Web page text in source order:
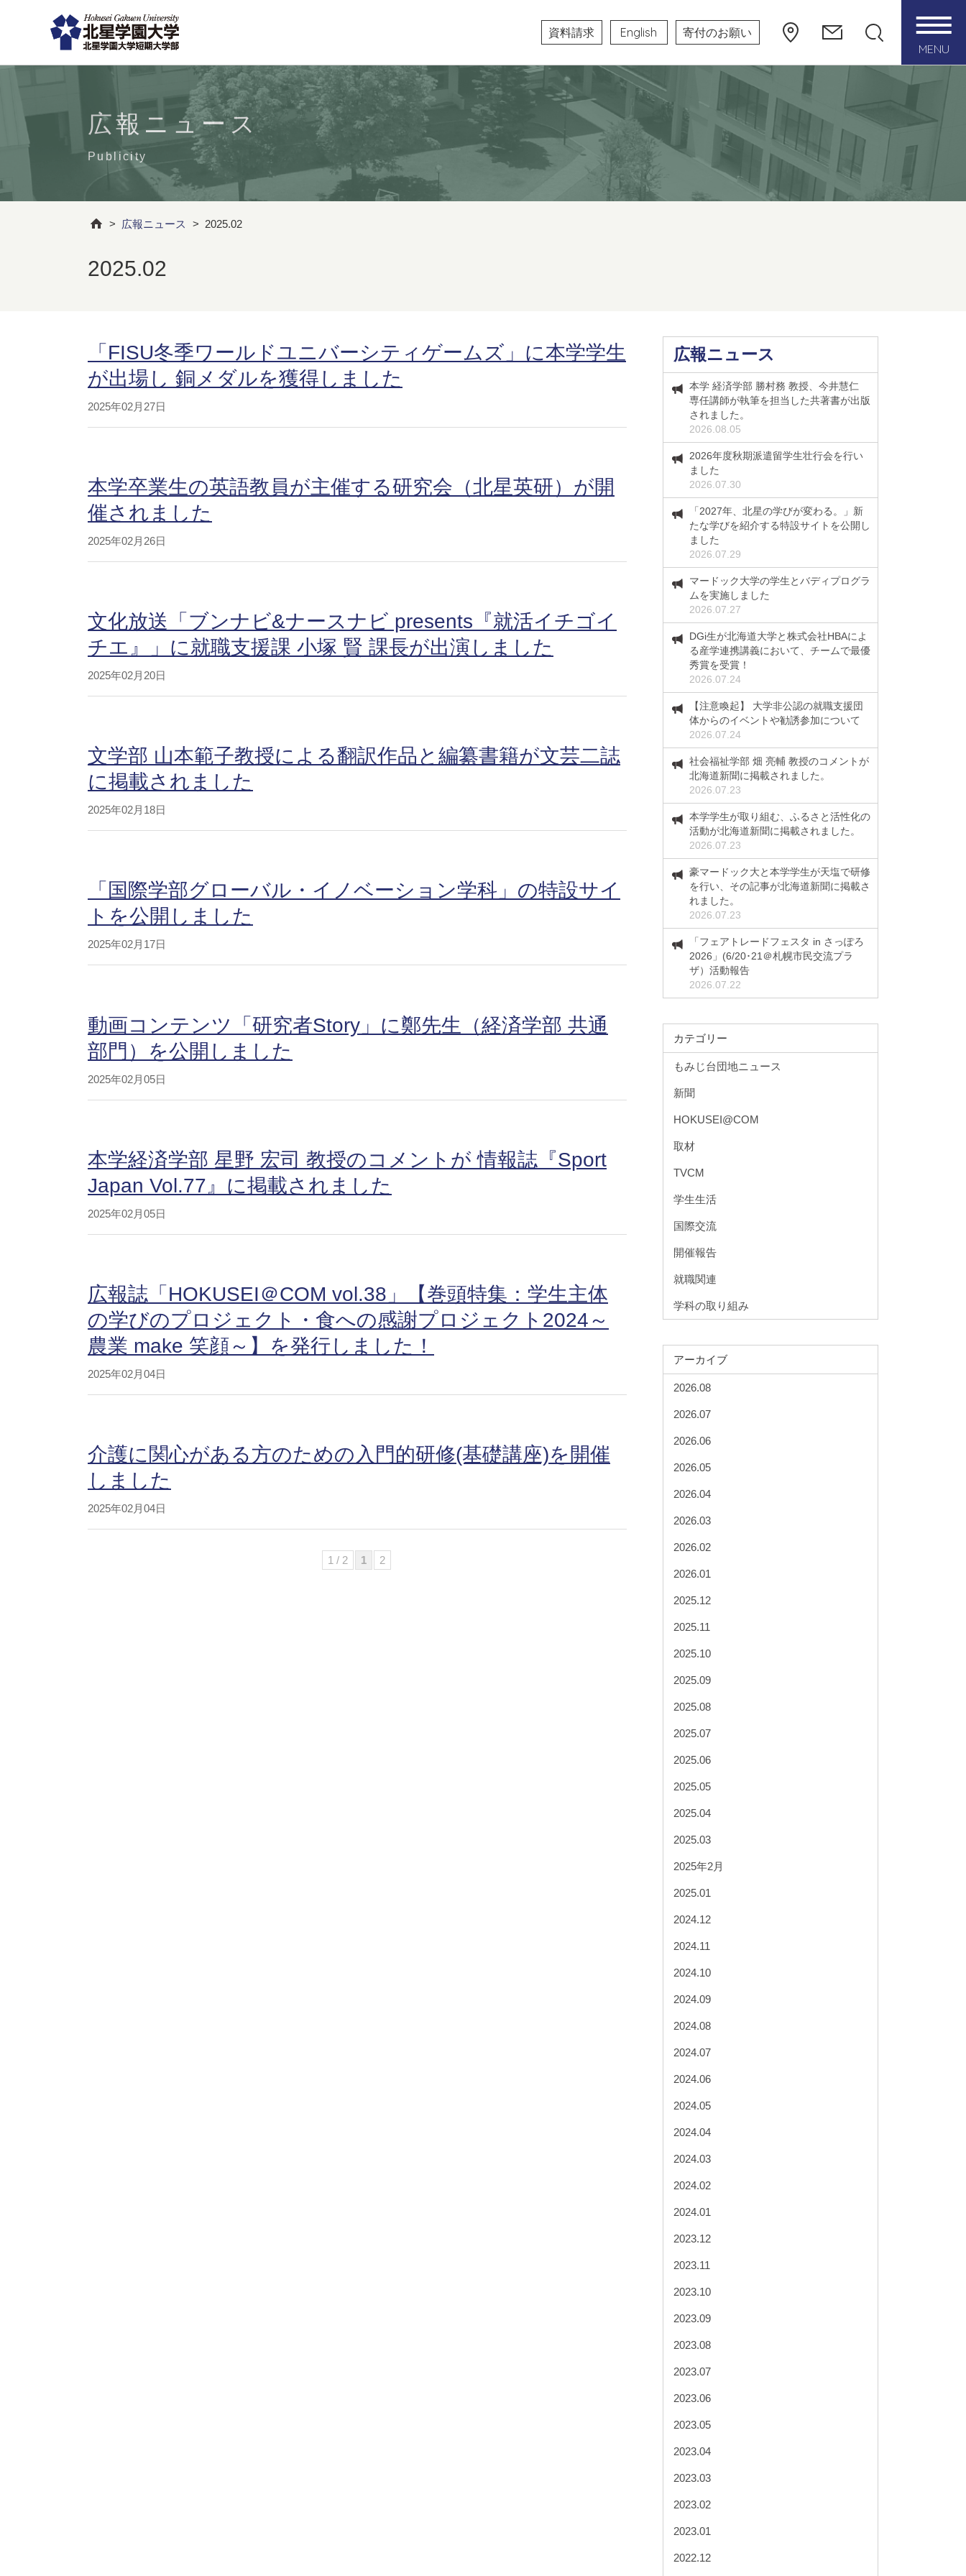
資料請求 English
寄付のお願い
MENU
広報ニュース
Publicity
> 広報ニュース > 2025.02
2025.02
「FISU冬季ワールドユニバーシティゲームズ」に本学学生
が出場し 銅メダルを獲得しました
2025年02月27日
本学卒業生の英語教員が主催する研究会（北星英研）が開
催されました
2025年02月26日
文化放送「ブンナビ&ナースナビ presents『就活イチゴイ
チエ』」に就職支援課 小塚 賢 課長が出演しました
2025年02月20日
文学部 山本範子教授による翻訳作品と編纂書籍が文芸二誌
に掲載されました
2025年02月18日
「国際学部グローバル・イノベーション学科」の特設サイ
トを公開しました
2025年02月17日
動画コンテンツ「研究者Story」に鄭先生（経済学部 共通
部門）を公開しました
2025年02月05日
本学経済学部 星野 宏司 教授のコメントが 情報誌『Sport
Japan Vol.77』に掲載されました
2025年02月05日
広報誌「HOKUSEI＠COM vol.38」【巻頭特集：学生主体
の学びのプロジェクト・食への感謝プロジェクト2024～
農業 make 笑顔～】を発行しました！
2025年02月04日
介護に関心がある方のための入門的研修(基礎講座)を開催
しました
2025年02月04日
1 / 2 1 2
広報ニュース
本学 経済学部 勝村務 教授、今井慧仁
専任講師が執筆を担当した共著書が出版
されました。
2026.08.05
2026年度秋期派遣留学生壮行会を行い
ました
2026.07.30
「2027年、北星の学びが変わる。」新
たな学びを紹介する特設サイトを公開し
ました
2026.07.29
マードック大学の学生とバディプログラ
ムを実施しました
2026.07.27
DGi生が北海道大学と株式会社HBAによ
る産学連携講義において、チームで最優
秀賞を受賞！
2026.07.24
【注意喚起】 大学非公認の就職支援団
体からのイベントや勧誘参加について
2026.07.24
社会福祉学部 畑 亮輔 教授のコメントが
北海道新聞に掲載されました。
2026.07.23
本学学生が取り組む、ふるさと活性化の
活動が北海道新聞に掲載されました。
2026.07.23
豪マードック大と本学学生が天塩で研修
を行い、その記事が北海道新聞に掲載さ
れました。
2026.07.23
「フェアトレードフェスタ in さっぽろ
2026」(6/20･21＠札幌市民交流プラ
ザ）活動報告
2026.07.22
カテゴリー
もみじ台団地ニュース
新聞
HOKUSEI@COM
取材
TVCM
学生生活
国際交流
開催報告
就職関連
学科の取り組み
アーカイブ
2026.08
2026.07
2026.06
2026.05
2026.04
2026.03
2026.02
2026.01
2025.12
2025.11
2025.10
2025.09
2025.08
2025.07
2025.06
2025.05
2025.04
2025.03
2025年2月
2025.01
2024.12
2024.11
2024.10
2024.09
2024.08
2024.07
2024.06
2024.05
2024.04
2024.03
2024.02
2024.01
2023.12
2023.11
2023.10
2023.09
2023.08
2023.07
2023.06
2023.05
2023.04
2023.03
2023.02
2023.01
2022.12